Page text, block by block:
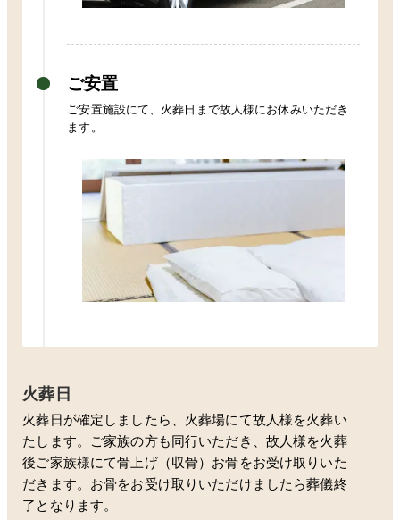
ご安置
ご安置施設にて、火葬日まで故人様にお休みいただき
ます。
火葬日
火葬日が確定しましたら、火葬場にて故人様を火葬い
たします。ご家族の方も同行いただき、故人様を火葬
後ご家族様にて骨上げ（収骨）お骨をお受け取りいた
だきます。お骨をお受け取りいただけましたら葬儀終
了となります。